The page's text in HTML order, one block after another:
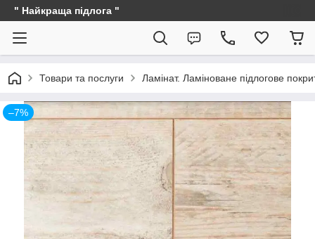
" Найкраща підлога "
Товари та послуги Ламінат. Ламіноване підлогове
–7%